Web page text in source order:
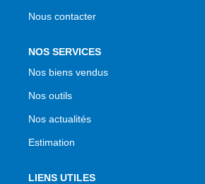
Nous contacter
NOS SERVICES
Nos biens vendus
Nos outils
Nos actualités
Estimation
LIENS UTILES